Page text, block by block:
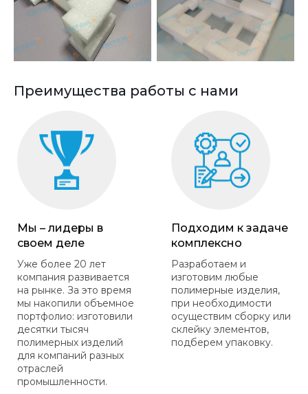
Преимущества работы с нами
Мы – лидеры в
своем деле
Уже более 20 лет
компания развивается
на рынке. За это время
мы накопили объемное
портфолио: изготовили
десятки тысяч
полимерных изделий
для компаний разных
отраслей
промышленности.
Подходим к задаче
комплексно
Разработаем и
изготовим любые
полимерные изделия,
при необходимости
осуществим сборку или
склейку элементов,
подберем упаковку.